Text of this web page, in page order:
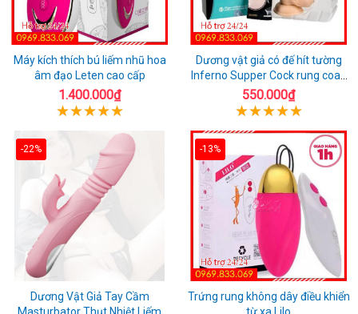
Máy kích thích bú liếm nhũ hoa
âm đạo Leten cao cấp
1.400.000₫
Dương vật giả có đế hít tường
Inferno Supper Cock rung coay
7 chế độ
550.000₫
-22%
Dương Vật Giả Tay Cầm
Masturbator Thụt Nhiệt Liếm
-13%
Trứng rung không dây điều khiển
từ xa Lilo